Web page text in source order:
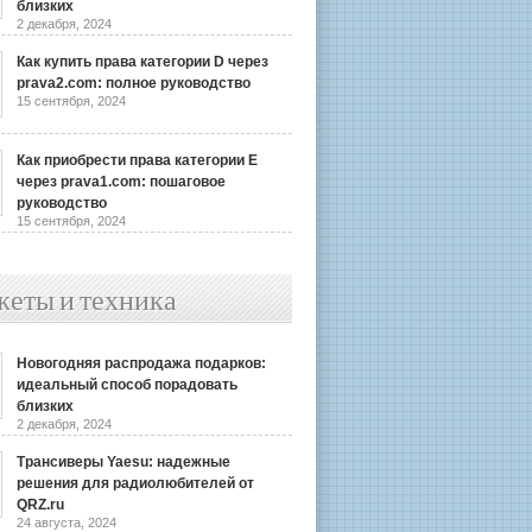
близких
2 декабря, 2024
Как купить права категории D через
prava2.com: полное руководство
15 сентября, 2024
Как приобрести права категории E
через prava1.com: пошаговое
руководство
15 сентября, 2024
и техника
Новогодняя распродажа подарков:
идеальный способ порадовать
близких
2 декабря, 2024
Трансиверы Yaesu: надежные
решения для радиолюбителей от
QRZ.ru
24 августа, 2024